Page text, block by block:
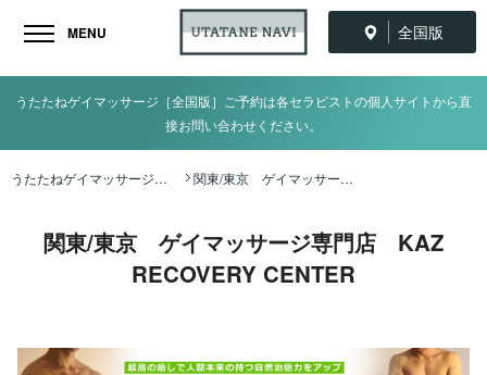
全国版
MENU
うたたねゲイマッサージ［全国版］ご予約は各セラピストの個人サイトから直
接お問い合わせください。
うたたねゲイマッサージ全国ナビ TOP 関東/東京 ゲイマッサージ専門店 KAZ RECOVERY CENTER
関東/東京 ゲイマッサージ専門店 KAZ
RECOVERY CENTER